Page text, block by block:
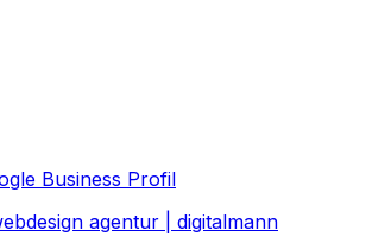
Business Profil
agentur | digitalmann